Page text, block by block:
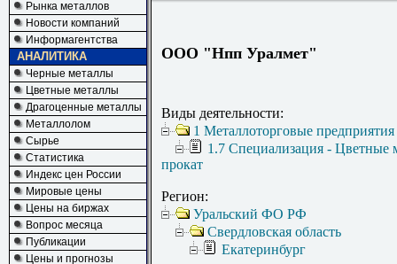
Рынка металлов
Новости компаний
Информагентства
АНАЛИТИКА
Черные металлы
Цветные металлы
Драгоценные металлы
Металлолом
Сырье
Статистика
Индекс цен России
Мировые цены
Цены на биржах
Вопрос месяца
Публикации
Цены и прогнозы
ООО "Нпп Уралмет"
Виды деятельности:
1 Металлоторговые
1.7 Специализация - Цветные
прокат
Регион:
Уральский ФО РФ
Свердловская область
Екатеринбург